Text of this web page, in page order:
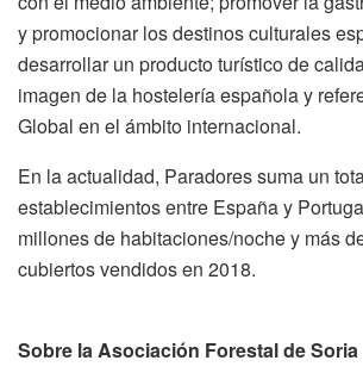
y promocionar los destinos culturales
desarrollar un producto turístico de
imagen de la hostelería española y
Global en el ámbito internacional.
En la actualidad, Paradores suma un
establecimientos entre España y
millones de habitaciones/noche y más
cubiertos vendidos en 2018.
Sobre la Asociación Forestal de Soria